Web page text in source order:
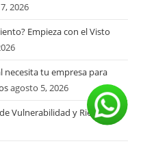
2026
Empieza con el Visto
necesita tu empresa para
agosto 5, 2026
Vulnerabilidad y Riesgo en